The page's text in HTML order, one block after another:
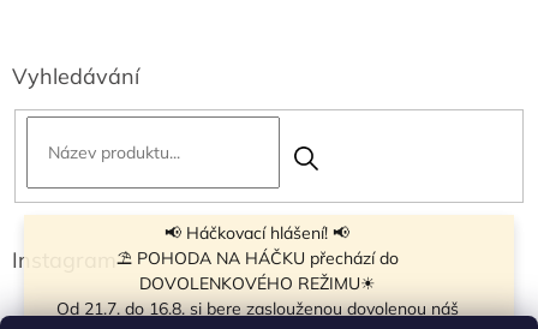
📢 Háčkovací hlášení! 📢
⛱ POHODA NA HÁČKU přechází do
DOVOLENKOVÉHO REŽIMU☀
Od 21.7. do 16.8. si bere zaslouženou dovolenou náš
Vyhledávání
Instagram